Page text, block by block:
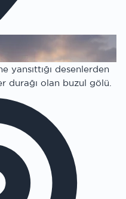
yansıttığı desenlerden
durağı olan buzul gölü.